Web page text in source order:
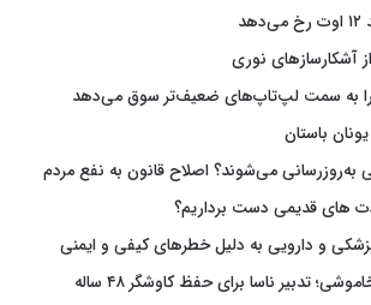
آشکارسازهای نوری
را به سمت لپ‌تاپ‌های ضعیف‌تر سوق می‌دهد
باستان
به‌روزرسانی می‌شوند؟ اصلاح قانون به نفع مردم
های قدیمی دست برداریم؟